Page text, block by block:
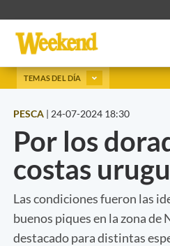
TEMAS DEL DÍA
PESCA | 24-07-2024 18:30
Por los
costas
Las condiciones fueron las
buenos piques en la zona
destacado para distintas